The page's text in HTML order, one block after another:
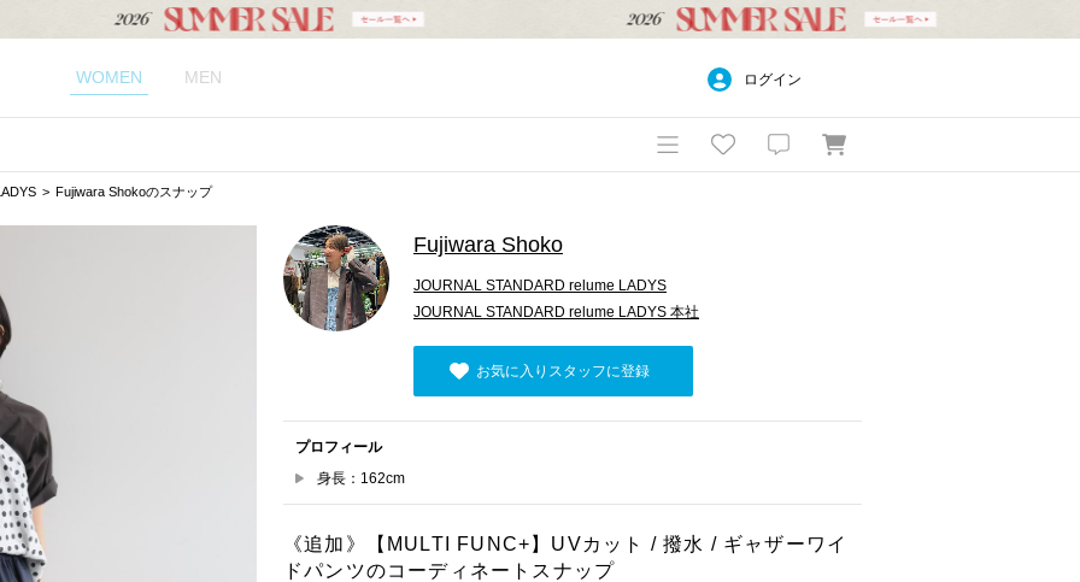
WOMEN MEN ログイン
Fujiwara Shokoのスナップ
Fujiwara Shoko
JOURNAL STANDARD relume LADYS
JOURNAL STANDARD relume LADYS 本社
お気に入りスタッフに登録
プロフィール
身長：162cm
《追加》【MULTI FUNC+】UVカット / 撥水 / ギャザーワイ
ドパンツのコーディネートスナップ